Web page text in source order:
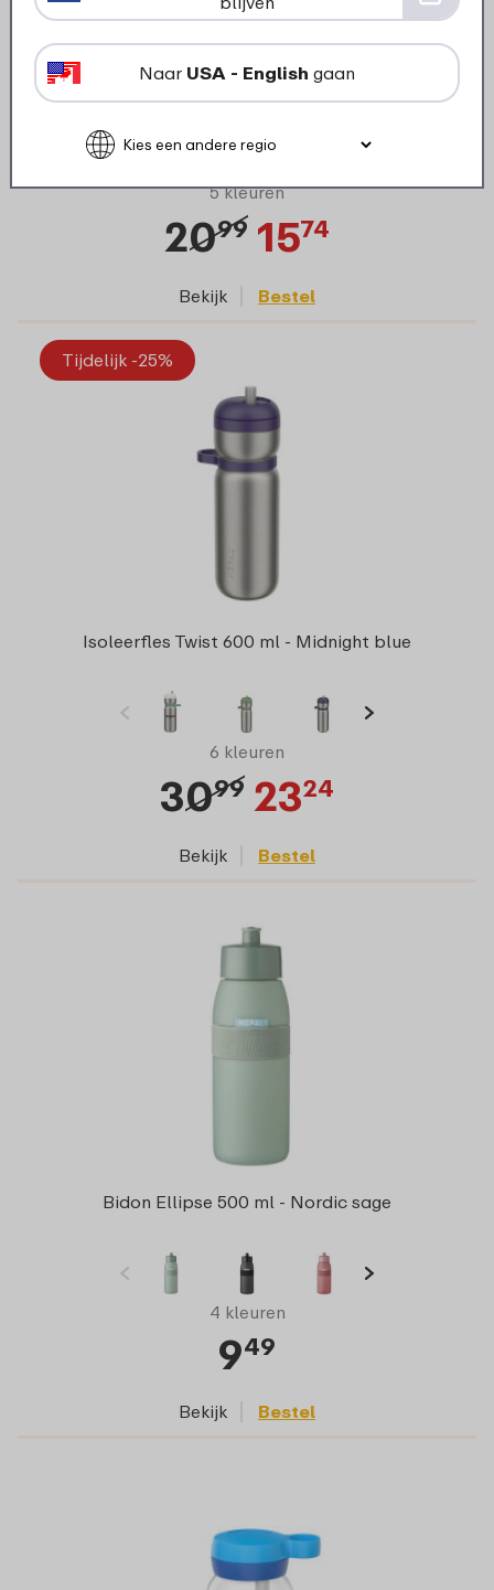
Sportbidon Pull 800 ml - Moss green
5 kleuren
2099 1574
Bekijk Bestel
Tijdelijk -25%
Isoleerfles Twist 600 ml - Midnight blue
6 kleuren
3099 2324
Bekijk Bestel
Bidon Ellipse 500 ml - Nordic sage
4 kleuren
949
Bekijk Bestel
Naar USA - English gaan